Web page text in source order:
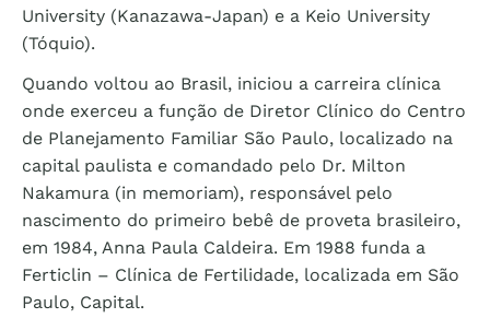
University (Kanazawa-Japan) e a Keio University
(Tóquio).
Quando voltou ao Brasil, iniciou a carreira clínica
onde exerceu a função de Diretor Clínico do Centro
de Planejamento Familiar São Paulo, localizado na
capital paulista e comandado pelo Dr. Milton
Nakamura (in memoriam), responsável pelo
nascimento do primeiro bebê de proveta brasileiro,
em 1984, Anna Paula Caldeira. Em 1988 funda a
Ferticlin – Clínica de Fertilidade, localizada em São
Paulo, Capital.